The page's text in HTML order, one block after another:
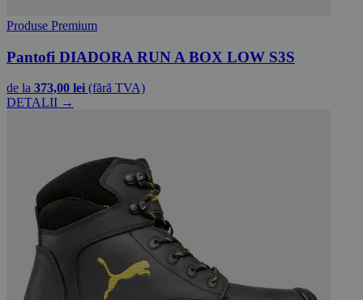
Produse Premium
Pantofi DIADORA RUN A BOX LOW S3S
de la 373,00 lei (fără TVA)
DETALII →